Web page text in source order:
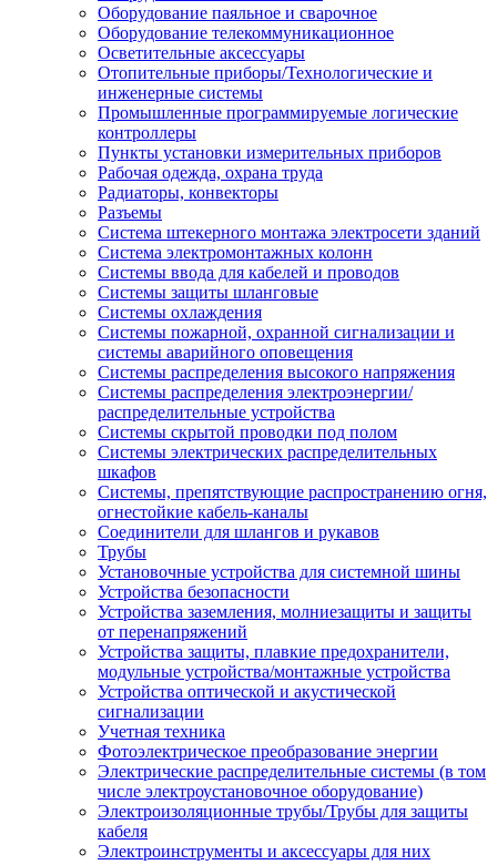
Оборудование паяльное и сварочное
Оборудование телекоммуникационное
Осветительные аксессуары
Отопительные приборы/Технологические и
инженерные системы
Промышленные программируемые логические
контроллеры
Пункты установки измерительных приборов
Рабочая одежда, охрана труда
Радиаторы, конвекторы
Разъемы
Система штекерного монтажа электросети зданий
Система электромонтажных колонн
Системы ввода для кабелей и проводов
Системы защиты шланговые
Системы охлаждения
Системы пожарной, охранной сигнализации и
системы аварийного оповещения
Системы распределения высокого напряжения
Системы распределения электроэнергии/
распределительные устройства
Системы скрытой проводки под полом
Системы электрических распределительных
шкафов
Системы, препятствующие распространению огня,
огнестойкие кабель-каналы
Соединители для шлангов и рукавов
Трубы
Установочные устройства для системной шины
Устройства безопасности
Устройства заземления, молниезащиты и защиты
от перенапряжений
Устройства защиты, плавкие предохранители,
модульные устройства/монтажные устройства
Устройства оптической и акустической
сигнализации
Учетная техника
Фотоэлектрическое преобразование энергии
Электрические распределительные системы (в том
числе электроустановочное оборудование)
Электроизоляционные трубы/Трубы для защиты
кабеля
Электроинструменты и аксессуары для них